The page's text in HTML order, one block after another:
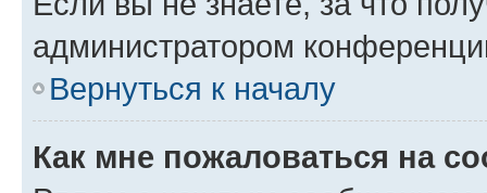
администратором
Вернуться к началу
Как мне пожаловаться на